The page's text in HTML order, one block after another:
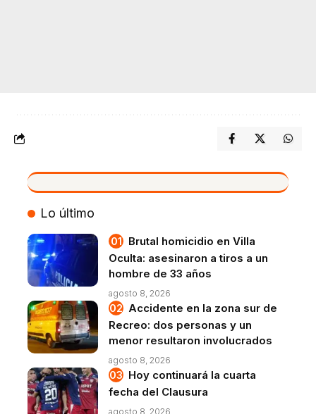
VIVO
Lo último
Brutal homicidio en Villa
Oculta: asesinaron a tiros a un
hombre de 33 años
agosto 8, 2026
Accidente en la zona sur de
Recreo: dos personas y un
menor resultaron involucrados
agosto 8, 2026
Hoy continuará la cuarta
fecha del Clausura
agosto 8, 2026